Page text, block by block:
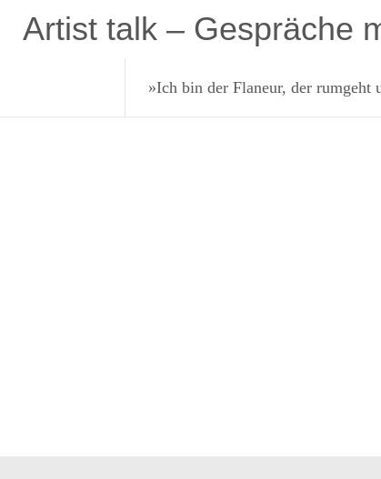
InhaltArtist talk – Gespräche
»Ich bin der Flaneur, der rumgeht